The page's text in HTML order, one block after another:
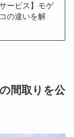
ービス】モゲ
の違いを解
間取りを公